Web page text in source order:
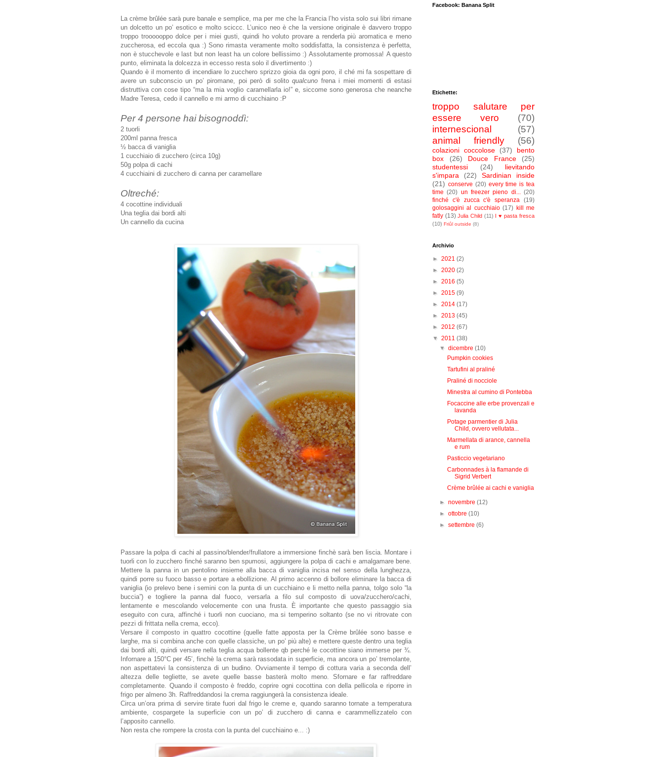
La crème brûlée sarà pure banale e semplice, ma per me che la Francia l’ho vista solo sui libri rimane
un dolcetto un po’ esotico e molto sciccc. L’unico neo è che la versione originale è davvero troppo
troppo troooooppo dolce per i miei gusti, quindi ho voluto provare a renderla più aromatica e meno
zuccherosa, ed eccola qua :)Sono rimasta veramente molto soddisfatta, la consistenza è perfetta,
non è stucchevole e last but non least ha un colore bellissimo :) Assolutamente promossa! A questo
punto, e liminata la dolcezza in eccesso resta solo il divertimento :)
Quando è il momento di incendiare lo zucchero sprizzo gioia da ogni poro, il ché mi fa sospettare di
avere un subconscio un po’ piromane, poi però di solitoqualcuno frena i miei momenti di estasi
distruttiva con cose tipo “ma la mia voglio caramellarla io!” e, siccome sono generosa che neanche
Madre Teresa, cedo il cannello e mi armo di cucchiaino :P
Per 4 persone hai bisognoddì:
2 tuorli
200ml panna fresca
½ bacca di vaniglia
1 cucchiaio di zucchero (circa 10g)
50g polpa di cachi
4 cucchiaini di zucchero di canna per caramellare
Oltreché:
4 cocottine individuali
Una teglia dai bordi alti
Un cannello da cucina
Passare la polpa di cachi al passino/blender/frullatore a immersione finchè sarà ben liscia. Montare i
tuorli con lo zucchero finché saranno ben spumosi, aggiungere la polpa di cachi e amalgamare bene.
Mettere la panna in un pentolino insieme alla bacca di vaniglia incisa nel senso della lunghezza,
quindi porre su fuoco basso e portare a ebollizione. Al primo accenno di bollore eliminare la bacca di
vaniglia (io prelevo bene i semini con la punta di un cucchiaino e li metto nella panna, tolgo solo “la
buccia”) e togliere la panna dal fuoco, versarla a filo sul composto di uova/zucchero/cachi,
lentamente e mescolando velocemente con una frusta. È importante che questo passaggio sia
eseguito con cura, affinché i tuorli non cuociano, ma si temperino soltanto (se no vi ritrovate con
pezzi di frittata nella crema, ecco).
Versare il composto in quattro cocottine (quelle fatte apposta per la Crème brûlée sono basse e
larghe, ma si combina anche con quelle classiche, un po’ più alte) e mettere queste dentro una teglia
dai bordi alti, quindi versare nella teglia acqua bollente qb perché le cocottine siano immerse per ¾.
Infornare a 150°C per 45’, finchè la crema sarà rassodata in superficie, ma ancora un po’ tremolante,
non aspettatevi la consistenza di un budino. Ovviamente il tempo di cottura varia a seconda dell’
altezza delle tegliette, se avete quelle basse basterà molto meno. Sfornare e far raffreddare
completamente. Quando il composto è freddo, coprire ogni cocottina con della pellicola e riporre in
frigo per almeno 3h. Raffreddandosi la crema raggiungerà la consistenza ideale.
Circa un’ora prima di servire tirate fuori dal frigo le creme e, quando saranno tornate a temperatura
ambiente, cospargete la superficie con un po’ di zucchero di canna e carammellizzatelo con
l’apposito cannello.
Non resta che rompere la crosta con la punta del cucchiaino e... :)
Facebook: Banana Split
Etichette:
troppo salutare per
essere vero
(70)
internescional
(57)
animal friendly
(56)
colazioni coccolose (37)
bento
box
(26) Douce France
(25)
studentessi
(24)
lievitando
s'impara
(22)
Sardinian inside
(21) conserve (20) every time is tea
time (20) un freezer pieno di... (20)
finché c'è zucca c'è speranza (19)
golosaggini al cucchiaio (17) kill me
fatly (13) Julia Child (11)
I ♥ pasta fresca
(10) Friûl outside (8)
Archivio
► 2021 (2)
► 2020 (2)
► 2016 (5)
► 2015 (9)
► 2014 (17)
► 2013 (45)
► 2012 (67)
▼ 2011 (38)
▼dicembre(10)
Pumpkin cookies
Tartufini al praliné
Praliné di nocciole
Minestra al cumino di Pontebba
Focaccine alle erbe provenzali e
lavanda
Potage parmentier di Julia
Child, ovvero vellutata...
Marmellata di arance, cannella
e rum
Pasticcio vegetariano
Carbonnades à la flamande di
Sigrid Verbert
Crème brûlée ai cachi e vaniglia
►novembre(12)
►ottobre(10)
►settembre(6)